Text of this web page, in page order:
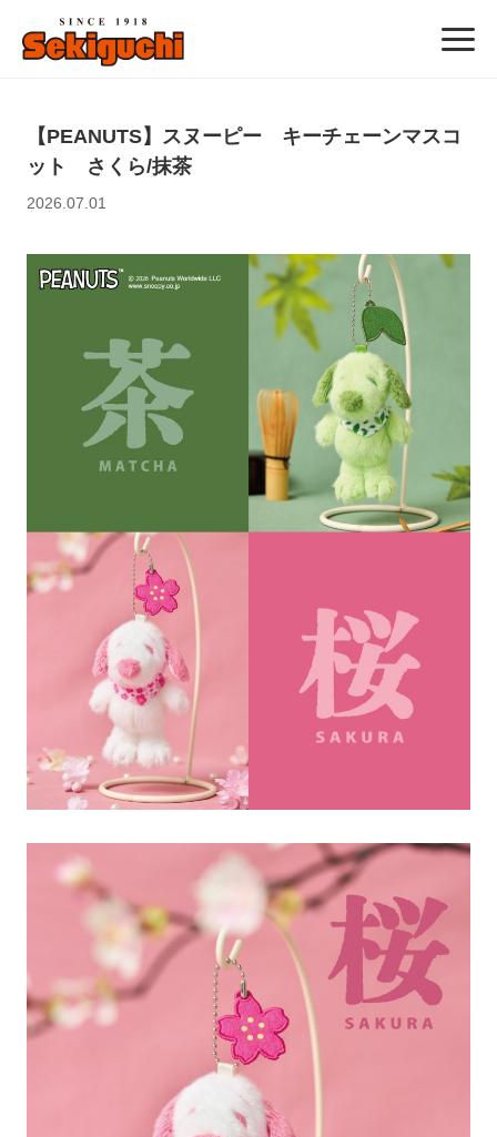
【PEANUTS】スヌーピー キーチェーンマスコ
ット さくら/抹茶
2026.07.01